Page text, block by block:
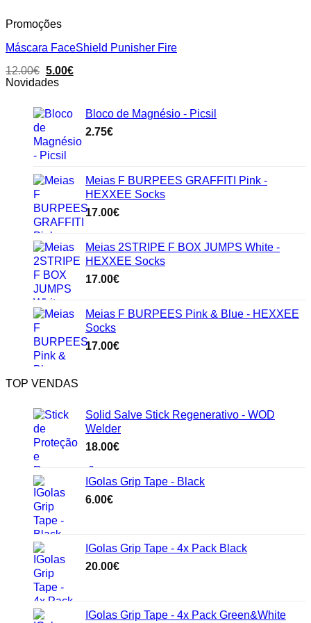
Promoções
Máscara FaceShield Punisher Fire
12.00€ Original
price
5.00€Current
Novidades
Bloco de Magnésio - Picsil
2.75€
Meias F BURPEES GRAFFITI Pink -
HEXXEE Socks
17.00€
Meias 2STRIPE F BOX JUMPS White -
HEXXEE Socks
17.00€
Meias F BURPEES Pink & Blue - HEXXEE
Socks
17.00€
TOP VENDAS
Solid Salve Stick Regenerativo - WOD
Welder
18.00€
IGolas Grip Tape - Black
6.00€
IGolas Grip Tape - 4x Pack Black
20.00€
IGolas Grip Tape - 4x Pack Green&White